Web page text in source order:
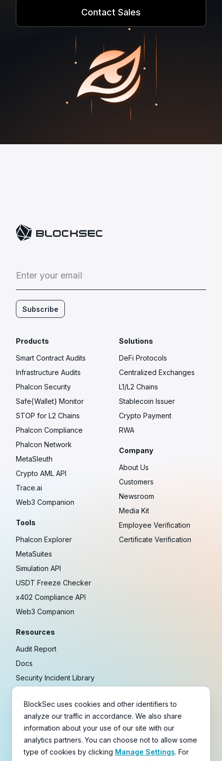
Contact Sales
Enter your email
Subscribe
Products
Smart Contract Audits
Infrastructure Audits
Phalcon Security
Safe{Wallet} Monitor
STOP for L2 Chains
Phalcon Compliance
Phalcon Network
MetaSleuth
Crypto AML API
Trace.ai
Web3 Companion
Tools
Phalcon Explorer
MetaSuites
Simulation API
USDT Freeze Checker
x402 Compliance API
Web3 Companion
Resources
Audit Report
Docs
Security Incident Library
Research
Guides
Crypto Payment Playbook
Solutions
DeFi Protocols
Centralized Exchanges
L1/L2 Chains
Stablecoin Issuer
Crypto Payment
RWA
Company
About Us
Customers
Newsroom
Media Kit
Employee Verification
Certificate Verification
Copyright © 2021-2026BlockSec
BlockSec uses cookies and other identifiers to
analyze our traffic in accordance. We also share
information about your use of our site with our
analytics partners. You can choose not to allow some
type of cookies by clicking Manage Settings. For